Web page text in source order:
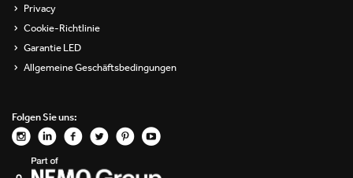
Unit Round
Yori Evo 48V
Yori Evo Box
Privacy
Cookie-Richtlinie
Garantie LED
Allgemeine Geschäftsbedingungen
Folgen Sie uns: